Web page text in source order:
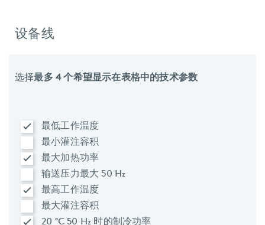
设备线
选择最多 4 个希望显示在表格中的技术参数
最低工作温度
最小灌注容积
最大加热功率
输送压力最大 50 Hz
最高工作温度
最大灌注容积
20 °C 50 Hz 时的制冷功率